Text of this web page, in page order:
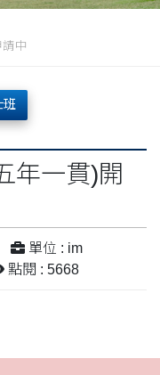
中
班
年一貫)開
單位 : im
點閱 : 5668